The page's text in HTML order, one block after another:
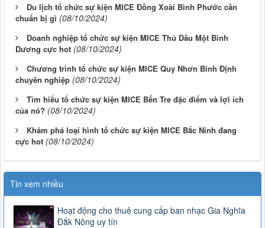
Du lịch tổ chức sự kiện MICE Đồng Xoài Bình Phước cần
chuẩn bị gì (08/10/2024)
Doanh nghiệp tổ chức sự kiện MICE Thủ Dầu Một Bình
Dương cực hot (08/10/2024)
Chương trình tổ chức sự kiện MICE Quy Nhơn Bình Định
chuyên nghiệp (08/10/2024)
Tìm hiểu tổ chức sự kiện MICE Bến Tre đặc điểm và lợi ích
của nó? (08/10/2024)
Khám phá loại hình tổ chức sự kiện MICE Bắc Ninh đang
cực hot (08/10/2024)
Tin xem nhiều
Hoạt động cho thuê cung cấp ban nhạc Gia Nghĩa
Đắk Nông uy tín